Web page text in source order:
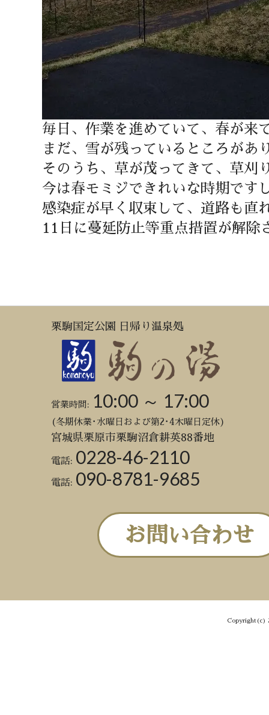
毎日、作業を進めていて、春が来
まだ、雪が残っているところがあ
そのうち、草が茂ってきて、草刈
今は春モミジできれいな時期です
感染症が早く収束して、道路も直
11日に蔓延防止等重点措置が解
栗駒国定公園 日帰り温泉処
営業時間: 10:00 ～ 17:00
(冬期休業･水曜日および第2･4木曜日定休)
宮城県栗原市栗駒沼倉耕英88番地
電話: 0228-46-2110
電話: 090-8781-9685
お問い合わせ
Copyright(c)